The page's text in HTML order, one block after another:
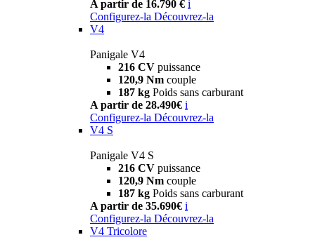
A partir de 16.790 € i
Configurez-la Découvrez-la
V4
Panigale V4
216 CV puissance
120,9 Nm couple
187 kg Poids sans carburant
A partir de 28.490€ i
Configurez-la Découvrez-la
V4 S
Panigale V4 S
216 CV puissance
120,9 Nm couple
187 kg Poids sans carburant
A partir de 35.690€ i
Configurez-la Découvrez-la
V4 Tricolore